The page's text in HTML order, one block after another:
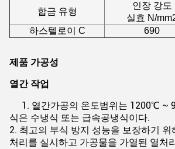
합금 유형
인장 강도
실효 N/
하스텔로이 C
690
제품 가공성
열간 작업
1. 열간가공의 온도범위는 1200℃ ~
식은 수냉식 또는 급속공냉식이다.
2. 최고의 부식 방지 성능을 보장하기 위
처리를 실시하고 가공물을 가열된 열처